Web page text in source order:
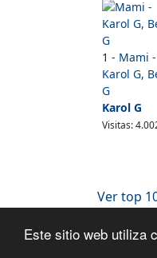
Este sitio web utiliza
1 - Mami -
Karol G,
G
Karol G
Visitas:
Ver top